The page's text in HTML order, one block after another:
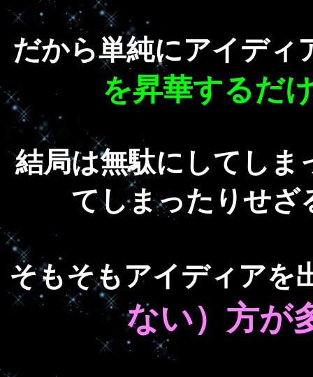
だから単純にアイディ
を昇華するだ
結局は無駄にしてしま
てしまったりせざ
そもそもアイディアを
ない）方が